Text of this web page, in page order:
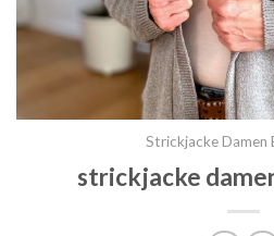
Strickjacke Damen
strickjacke